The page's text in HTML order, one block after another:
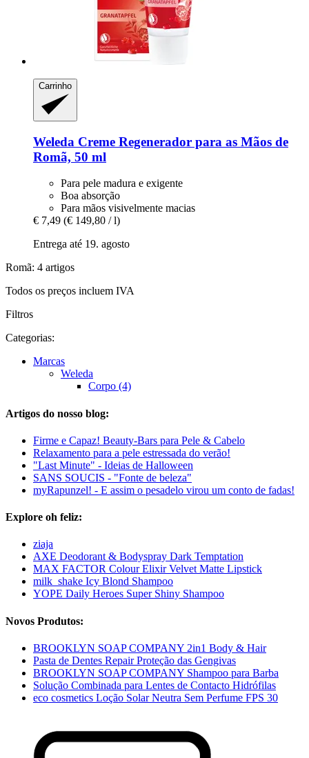
Carrinho
Weleda Creme Regenerador para as Mãos de
Romã, 50 ml
Para pele madura e exigente
Boa absorção
Para mãos visivelmente macias
€ 7,49 (€ 149,80 / l)
Entrega até 19. agosto
Romã: 4 artigos
Todos os preços incluem IVA
Filtros
Categorias:
Marcas
Weleda
Corpo (4)
Artigos do nosso blog:
Firme e Capaz! Beauty-Bars para Pele & Cabelo
Relaxamento para a pele estressada do verão!
"Last Minute" - Ideias de Halloween
SANS SOUCIS - "Fonte de beleza"
myRapunzel! - E assim o pesadelo virou um conto de fadas!
Explore oh feliz:
ziaja
AXE Deodorant & Bodyspray Dark Temptation
MAX FACTOR Colour Elixir Velvet Matte Lipstick
milk_shake Icy Blond Shampoo
YOPE Daily Heroes Super Shiny Shampoo
Novos Produtos:
BROOKLYN SOAP COMPANY 2in1 Body & Hair
Pasta de Dentes Repair Proteção das Gengivas
BROOKLYN SOAP COMPANY Shampoo para Barba
Solução Combinada para Lentes de Contacto Hidrófilas
eco cosmetics Loção Solar Neutra Sem Perfume FPS 30